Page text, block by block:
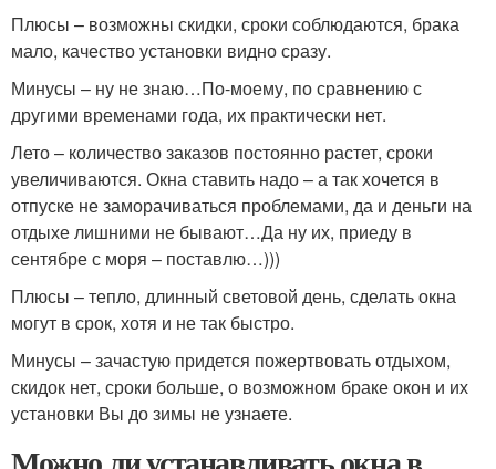
Плюсы – возможны скидки, сроки соблюдаются, брака
мало, качество установки видно сразу.
Минусы – ну не знаю…По-моему, по сравнению с
другими временами года, их практически нет.
Лето – количество заказов постоянно растет, сроки
увеличиваются. Окна ставить надо – а так хочется в
отпуске не заморачиваться проблемами, да и деньги на
отдыхе лишними не бывают…Да ну их, приеду в
сентябре с моря – поставлю…)))
Плюсы – тепло, длинный световой день, сделать окна
могут в срок, хотя и не так быстро.
Минусы – зачастую придется пожертвовать отдыхом,
скидок нет, сроки больше, о возможном браке окон и их
установки Вы до зимы не узнаете.